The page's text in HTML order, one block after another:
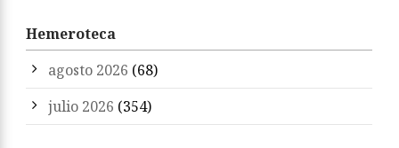
Hemeroteca
agosto 2026 (68)
julio 2026 (354)